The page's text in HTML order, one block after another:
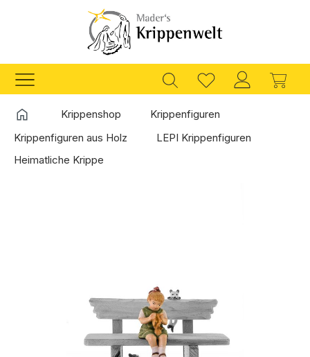
Zum Hauptinhalt springen
StartseiteKrippenshop
Krippenfiguren
Krippenfiguren aus Holz
LEPI Krippenfiguren
Heimatliche Krippe